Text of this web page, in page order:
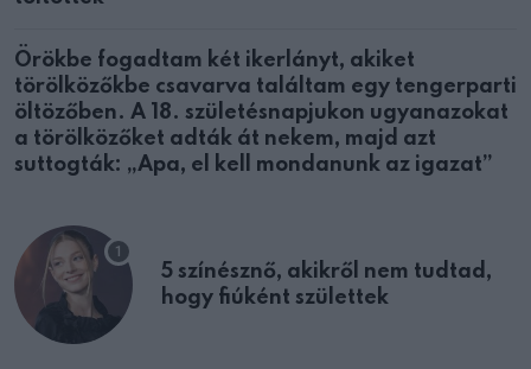
Örökbe fogadtam két ikerlányt, akiket
törölközőkbe csavarva találtam egy tengerparti
öltözőben. A 18. születésnapjukon ugyanazokat
a törölközőket adták át nekem, majd azt
suttogták: „Apa, el kell mondanunk az igazat”
5 színésznő, akikről nem tudtad,
hogy fiúként születtek